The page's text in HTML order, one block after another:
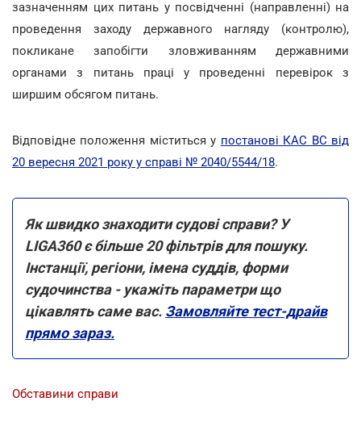
зазначенням цих питань у посвідченні (направленні) на
проведення заходу державного нагляду (контролю),
покликане запобігти зловживанням державними
органами з питань праці у проведенні перевірок з
ширшим обсягом питань.
Відповідне положення міститься у постанові КАС ВС від
20 вересня 2021 року у справі № 2040/5544/18.
Як швидко знаходити судові справи? У
LIGA360 є більше 20 фільтрів для пошуку.
Інстанції, регіони, імена суддів, форми
судочинства - укажіть параметри що
цікавлять саме вас. Замовляйте тест-драйв
прямо зараз.
Обставини справи